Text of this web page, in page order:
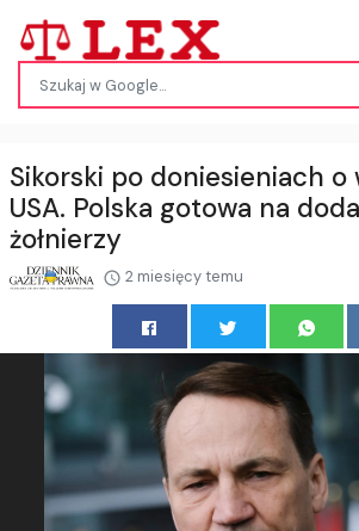
Sikorski po doniesieniach o
USA. Polska gotowa na
żołnierzy
2 miesięcy temu